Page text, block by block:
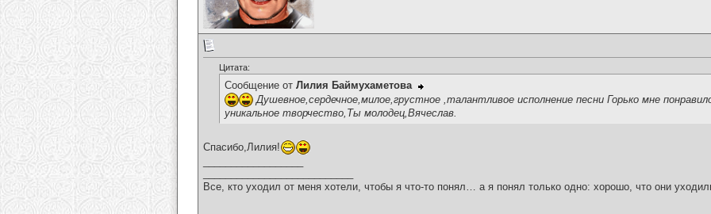
Цитата:
Сообщение от Лилия Баймухаметова
Душевное,сердечное,милое,грустное ,талантливое исполнение песни Горько мне
уникальное творчество,Ты молодец,Вячеслав.
Спасибо,Лилия!
Все, кто уходил от меня хотели, чтобы я что-то понял… а я понял только одно: хорошо, что они